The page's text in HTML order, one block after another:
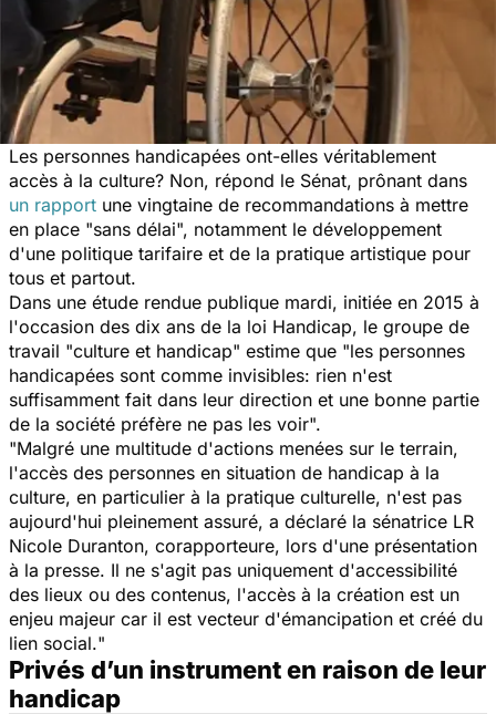
Les personnes handicapées ont-elles véritablement
accès à la culture? Non, répond le Sénat, prônant dans
un rapport une vingtaine de recommandations à mettre
en place "sans délai", notamment le développement
d'une politique tarifaire et de la pratique artistique pour
tous et partout.
Dans une étude rendue publique mardi, initiée en 2015 à
l'occasion des dix ans de la loi Handicap, le groupe de
travail "culture et handicap" estime que "les personnes
handicapées sont comme invisibles: rien n'est
suffisamment fait dans leur direction et une bonne partie
de la société préfère ne pas les voir".
"Malgré une multitude d'actions menées sur le terrain,
l'accès des personnes en situation de handicap à la
culture, en particulier à la pratique culturelle, n'est pas
aujourd'hui pleinement assuré, a déclaré la sénatrice LR
Nicole Duranton, corapporteure, lors d'une présentation
à la presse. Il ne s'agit pas uniquement d'accessibilité
des lieux ou des contenus, l'accès à la création est un
enjeu majeur car il est vecteur d'émancipation et créé du
lien social."
Privés d’un instrument en raison de leur
handicap